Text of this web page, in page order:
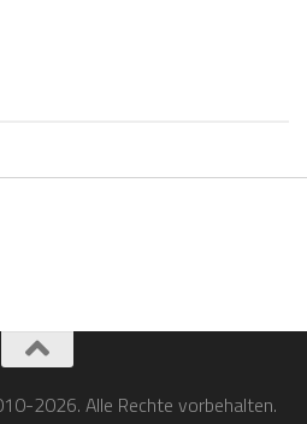
2026. Alle Rechte vorbehalten.